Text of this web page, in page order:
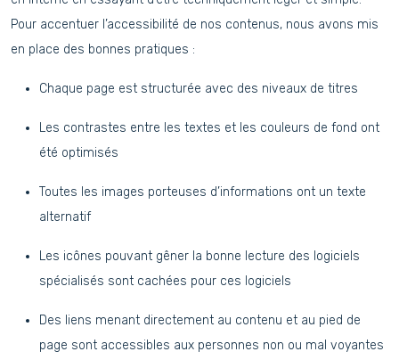
Pour accentuer l’accessibilité de nos contenus, nous avons mis
en place des bonnes pratiques :
Chaque page est structurée avec des niveaux de titres
Les contrastes entre les textes et les couleurs de fond ont
été optimisés
Toutes les images porteuses d’informations ont un texte
alternatif
Les icônes pouvant gêner la bonne lecture des logiciels
spécialisés sont cachées pour ces logiciels
Des liens menant directement au contenu et au pied de
page sont accessibles aux personnes non ou mal voyantes